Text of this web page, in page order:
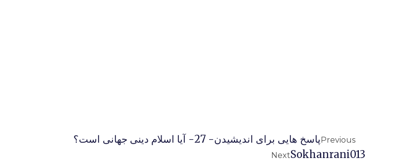
Previousپاسخ هایی برای اندیشیدن- 27- آیا اسلام دینی جهانی است؟
NextSokhanrani013